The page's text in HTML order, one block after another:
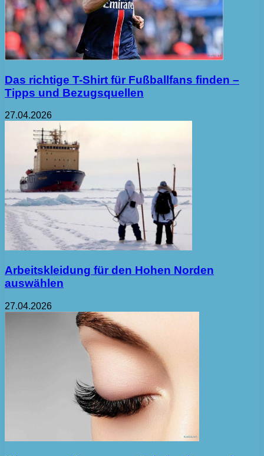
Das richtige T-Shirt für Fußballfans finden –
Tipps und Bezugsquellen
27.04.2026
Arbeitskleidung für den Hohen Norden
auswählen
27.04.2026